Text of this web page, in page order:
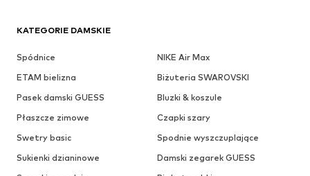
KATEGORIE DAMSKIE
Spódnice
NIKE Air Max
ETAM bielizna
Biżuteria SWAROVSKI
Pasek damski GUESS
Bluzki & koszule
Płaszcze zimowe
Czapki szary
Swetry basic
Spodnie wyszczuplające
Sukienki dzianinowe
Damski zegarek GUESS